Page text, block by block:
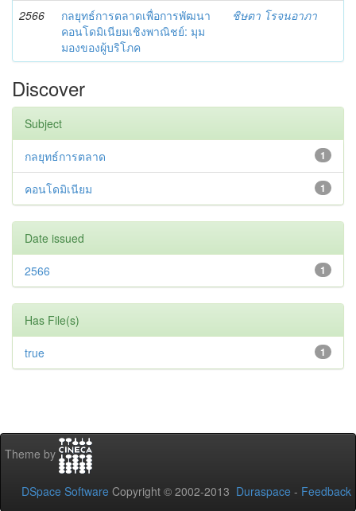
2566
กลยุทธ์การตลาดเพื่อการพัฒนา
คอนโดมิเนียมเชิงพาณิชย์: มุม
มองของผู้บริโภค
ชิษตา โรจนอาภา
Discover
Subject
1
กลยุทธ์การตลาด
1
คอนโดมิเนียม
Date issued
1
2566
Has File(s)
1
true
Theme by
DSpace Software Copyright © 2002-2013 Duraspace - Feedback